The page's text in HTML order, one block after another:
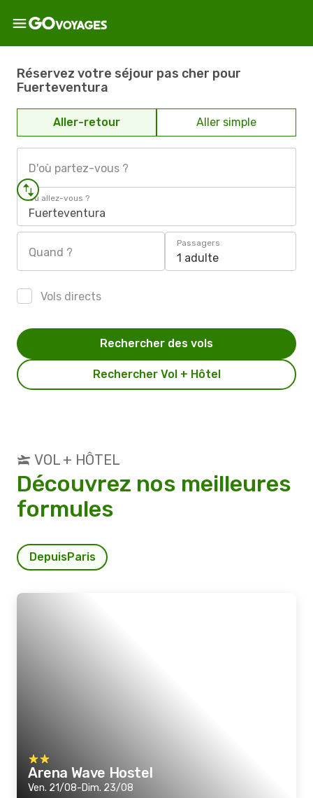
Réservez votre séjour pas cher pour
Fuerteventura
Aller-retour Aller simple
D'où partez-vous ?
Où allez-vous ?
Fuerteventura
Quand ?
Passagers
1 adulte
Vols directs
Rechercher Vol + Hôtel
Rechercher des vols
VOL + HÔTEL
Découvrez nos meilleures
formules
DepuisParis
Arena Wave Hostel
Ven. 21/08-Dim. 23/08